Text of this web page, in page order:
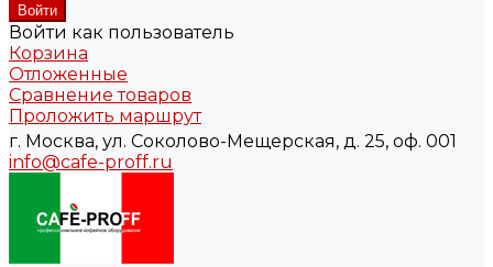
Войти как пользователь
Корзина
Отложенные
Сравнение товаров
Проложить маршрут
г. Москва, ул. Соколово-Мещерская, д. 25, оф. 001
info@cafe-proff.ru